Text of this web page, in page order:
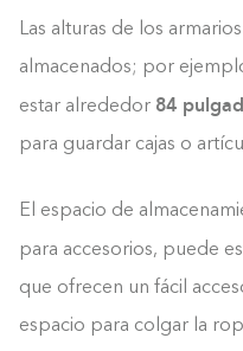
Las alturas de los
almacenados; por
estar alrededor 84
para guardar cajas o
El espacio de
para accesorios, puede
que ofrecen un fácil
espacio para colgar la